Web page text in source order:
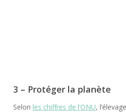
3 – Protéger la planète
Selon les chiffres de l’ONU,